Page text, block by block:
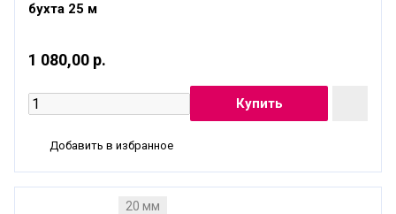
бухта 25 м
1 080,00 р.
Добавить в избранное
20 мм